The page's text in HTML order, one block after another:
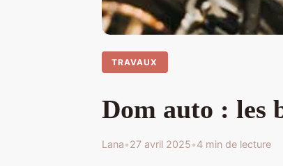
TRAVAUX
Dom auto : les
Lana•27 avril 2025•4 min de lecture